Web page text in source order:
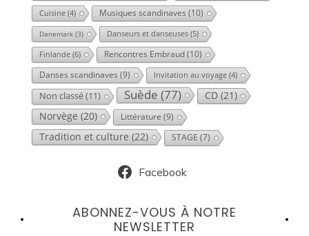
Cuisine(4) Musiques scandinaves (10)
Danemark(3) Danseurs et danseuses(5)
Finlande(6) Rencontres Embraud(10)
Danses scandinaves (9) Invitation au voyage(4)
Non classé(11) Suède (77) CD(21)
Norvège (20) Littérature (9)
Tradition et culture (22) STAGE (7)
Facebook
ABONNEZ-VOUS À NOTRE
NEWSLETTER